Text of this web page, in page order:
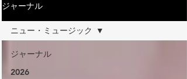
ジャーナル
ジャーナル
2026
ニュー・ミュージック